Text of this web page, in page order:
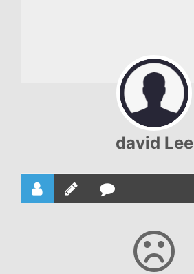
david Lee